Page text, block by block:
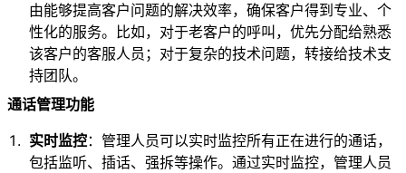
由能够提高客户问题的解决效率，确保客户得到专业、个
性化的服务。比如，对于老客户的呼叫，优先分配给熟悉
该客户的客服人员；对于复杂的技术问题，转接给技术支
持团队。
通话管理功能
实时监控：管理人员可以实时监控所有正在进行的通话，
包括监听、插话、强拆等操作。通过实时监控，管理人员